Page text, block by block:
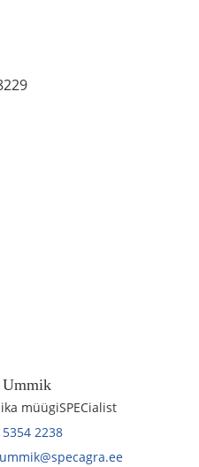
müügiSPECialist
2238